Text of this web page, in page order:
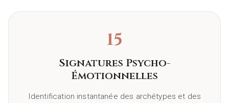
15
Signatures Psycho-
Émotionnelles
Identification instantanée des archétypes et des